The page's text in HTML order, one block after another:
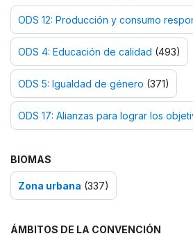
ODS 12: Producción y consumo
ODS 4: Educación de calidad (493)
ODS 5: Igualdad de género (371)
ODS 17: Alianzas para lograr los
BIOMAS
Zona urbana (337)
ÁMBITOS DE LA CONVENCIÓN